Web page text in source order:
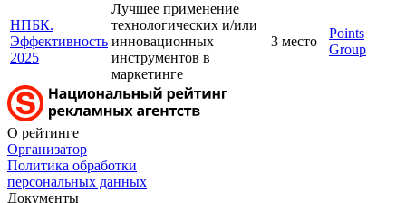
НПБК.
Эффективность
2025
Лучшее применение
технологических и/или
инновационных
инструментов в
маркетинге
3 место
Points
Group
О рейтинге
Организатор
Политика обработки
персональных данных
Документы